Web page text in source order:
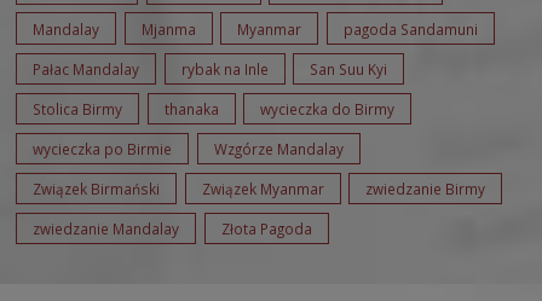
Mandalay Mjanma Myanmar pagoda Sandamuni
Pałac Mandalay rybak na Inle San Suu Kyi
Stolica Birmy thanaka wycieczka do Birmy
wycieczka po Birmie Wzgórze Mandalay
Związek Birmański Związek Myanmar zwiedzanie Birmy
zwiedzanie Mandalay Złota Pagoda